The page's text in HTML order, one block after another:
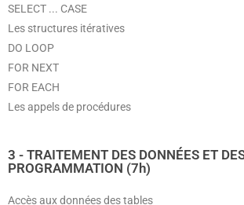
SELECT ... CASE
Les structures itératives
DO LOOP
FOR NEXT
FOR EACH
Les appels de procédures
3 - TRAITEMENT DES DONNÉES ET
PROGRAMMATION (7h)
Accès aux données des tables